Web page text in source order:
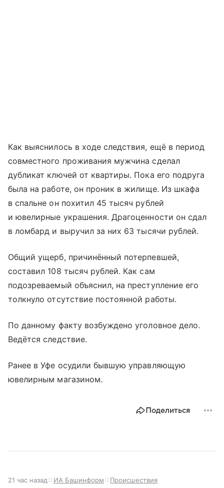
Как выяснилось в ходе следствия, ещё в период
совместного проживания мужчина сделал
дубликат ключей от квартиры. Пока его подруга
была на работе, он проник в жилище. Из шкафа
в спальне он похитил 45 тысяч рублей
и ювелирные украшения. Драгоценности он сдал
в ломбард и выручил за них 63 тысячи рублей.
Общий ущерб, причинённый потерпевшей,
составил 108 тысяч рублей. Как сам
подозреваемый объяснил, на преступление его
толкнуло отсутствие постоянной работы.
По данному факту возбуждено уголовное дело.
Ведётся следствие.
Ранее в Уфе осудили бывшую управляющую
ювелирным магазином.
Поделиться
21 час назад ИА Башинформ Происшествия